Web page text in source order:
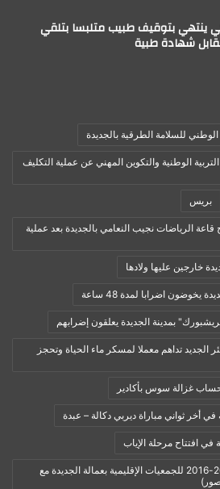
ينتهي بتوقيف طبيب متلبسا بتلقي
للسلامة الطرقية بالجديدة
التربية الوطنية والتكوين المهني عن عملية التكليف
بريس
الرياضات نجيب النعامي بالجديدة بعد عملية
خارجين عليها ولادها
اضرابا لمدة 48 ساعة
بمدينة الجديدة يعلقون إضرابهم
الجديد تداهم معملا لمسكر ماء الحياة وتحجز
غزالة سوس بأكادير
أخر ثواني مباراة ديربي دكالة – عبدة
افتتاح مرحلة الإياب
لقاء تواصلي لتقديم حصيلة 2011-2016 للجمعيات الإقليمية بعمالة الجديدة مع